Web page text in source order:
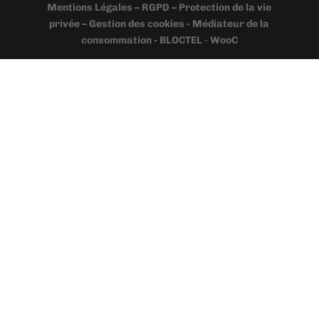
Mentions Légales – RGPD – Protection de la vie
privée – Gestion des cookies - Médiateur de la
consommation - BLOCTEL -WooC